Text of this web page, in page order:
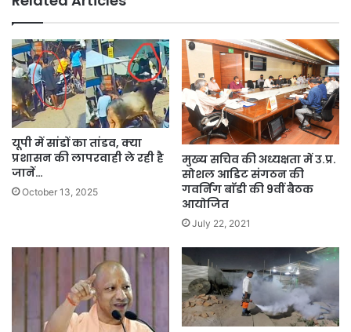
यूपी में सांडों का तांडव, क्या
प्रशासन की लापरवाही ले रही है
जानें…
October 13, 2025
मुख्य सचिव की अध्यक्षता में उ.प्र.
सोशल आडिट संगठन की
गवर्निंग बाॅडी की 9वीं बैठक
आयोजित
July 22, 2021